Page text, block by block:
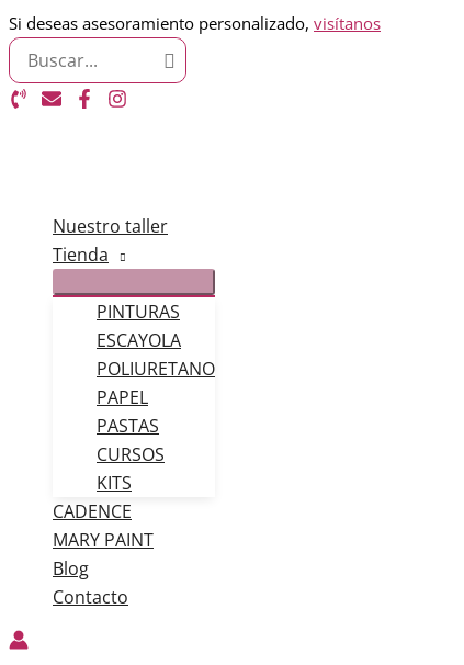
Ir
al
contenido
Si deseas asesoramiento personalizado, visítanos
Search
for:
Nuestro taller
Tienda
PINTURAS
ESCAYOLA
POLIURETANO
PAPEL
PASTAS
CURSOS
KITS
CADENCE
MARY PAINT
Blog
Contacto